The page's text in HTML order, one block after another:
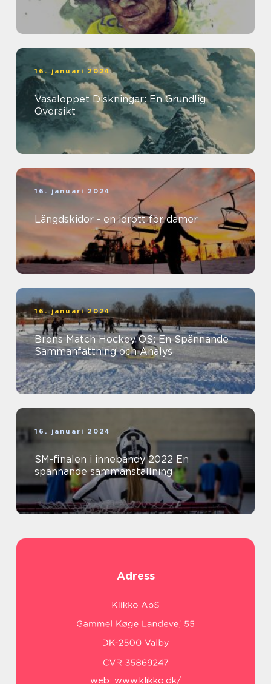
16. januari 2024
Vasaloppet Diskningar: En Grundlig
Översikt
16. januari 2024
Längdskidor - en idrott för damer
16. januari 2024
Brons Match Hockey OS: En Spännande
Sammanfattning och Analys
16. januari 2024
SM-finalen i innebandy 2022 En
spännande sammanställning
Adress
web: www.klikko.dk/